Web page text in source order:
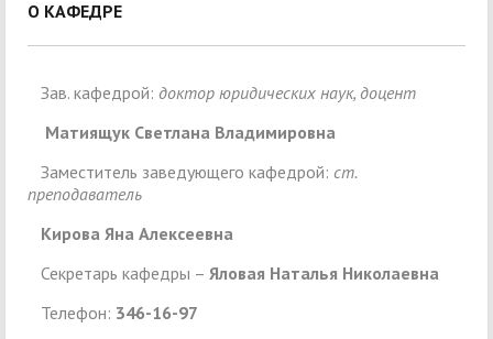
О КАФЕДРЕ
Зав. кафедрой: доктор юридических наук, доцент
Матиящук Светлана Владимировна
Заместитель заведующего кафедрой: ст.
преподаватель
Кирова Яна Алексеевна
Секретарь кафедры – Яловая Наталья Николаевна
Телефон: 346-16-97